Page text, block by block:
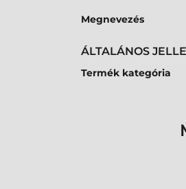
Megnevezés
ÁLTALÁNOS
Termék kategória